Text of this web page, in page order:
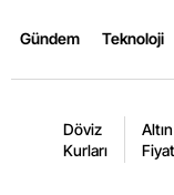
Gündem Teknoloji
Döviz
Kurları
Altın